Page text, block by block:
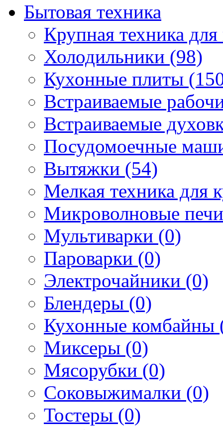
Бытовая техника
Крупная техника
Холодильники (98)
Кухонные плиты
Встраиваемые
Встраиваемые
Посудомоечные
Вытяжки (54)
Мелкая техника для
Микроволновые
Мультиварки (0)
Пароварки (0)
Электрочайники (0)
Блендеры (0)
Кухонные комбайны
Миксеры (0)
Мясорубки (0)
Соковыжималки (0)
Тостеры (0)